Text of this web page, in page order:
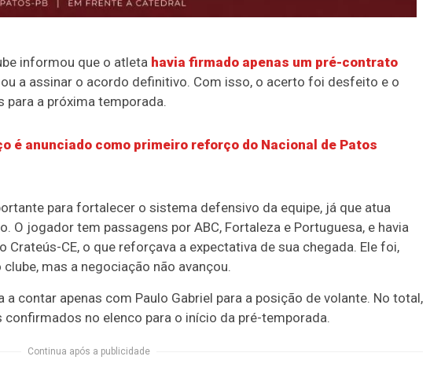
informou que o atleta havia firmado apenas um pré-contrato
a assinar o acordo definitivo. Com isso, o acerto foi desfeito e o
a próxima temporada.
é anunciado como primeiro reforço do Nacional de Patos
para fortalecer o sistema defensivo da equipe, já que atua
jogador tem passagens por ABC, Fortaleza e Portuguesa, e havia
CE, o que reforçava a expectativa de sua chegada. Ele foi,
mas a negociação não avançou.
a contar apenas com Paulo Gabriel para a posição de volante. No total,
no elenco para o início da pré-temporada.
Continua após a publicidade